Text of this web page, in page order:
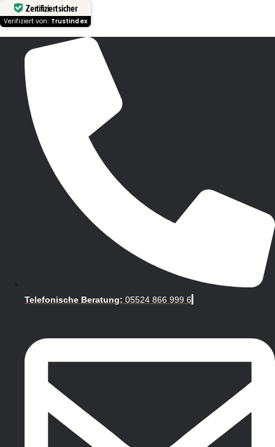
Zertifiziert sicher
Verifiziert von: Trustindex
Telefonische Beratung: 05524 866 999 6